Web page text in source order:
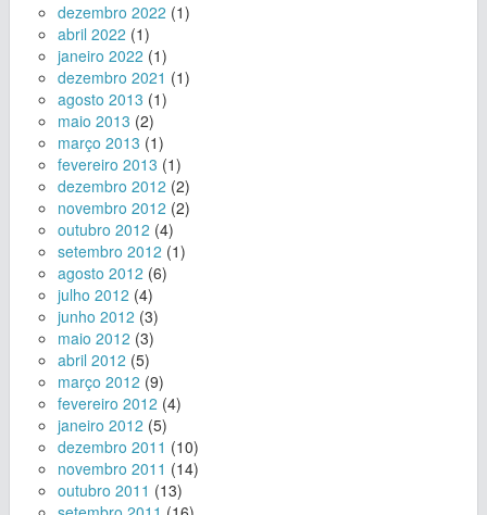
dezembro 2022 (1)
abril 2022 (1)
janeiro 2022 (1)
dezembro 2021 (1)
agosto 2013 (1)
maio 2013 (2)
março 2013 (1)
fevereiro 2013 (1)
dezembro 2012 (2)
novembro 2012 (2)
outubro 2012 (4)
setembro 2012 (1)
agosto 2012 (6)
julho 2012 (4)
junho 2012 (3)
maio 2012 (3)
abril 2012 (5)
março 2012 (9)
fevereiro 2012 (4)
janeiro 2012 (5)
dezembro 2011 (10)
novembro 2011 (14)
outubro 2011 (13)